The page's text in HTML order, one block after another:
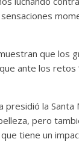
que los
ante los
presidió la Santa
pero
tiene un